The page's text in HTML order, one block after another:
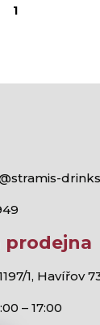
1
prodejna
1, Havířov
– 17:00